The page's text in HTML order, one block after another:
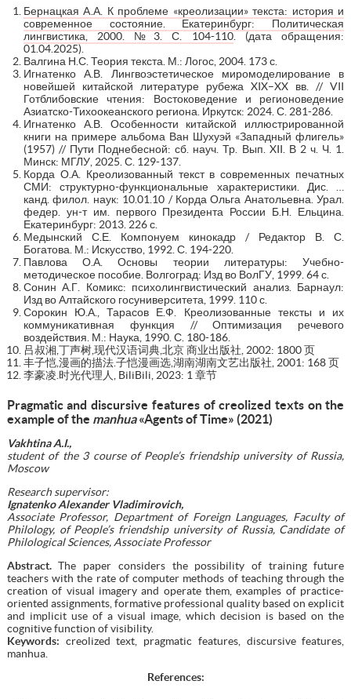
Бернацкая A.А. К проблеме «креолизации» текста: история и
современное состояние. Екатеринбург: Политическая
лингвистика, 2000. №3. С. 104-110. (дата обращения:
01.04.2025).
Валгина Н.С. Теория текста. М.: Логос, 2004. 173 с.
Игнатенко А.В. Лингвоэстетическое миромоделирование в
новейшей китайской литературе рубежа XIX–XX вв. // VII
Готблибовские чтения: Востоковедение и регионоведение
Азиатско-Тихоокеанского региона. Иркутск: 2024. С. 281-286.
Игнатенко А.В. Особенности китайской иллюстрированной
книги на примере альбома Ван Шухуэй «Западный флигель»
(1957) // Пути Поднебесной: сб. науч. Тр. Вып. XII. В 2 ч. Ч. 1.
Минск: МГЛУ, 2025. С. 129-137.
Корда О.А. Креолизованный текст в современных печатных
СМИ: структурно-функциональные характеристики. Дис. …
канд. филол. наук: 10.01.10 / Корда Ольга Анатольевна. Урал.
федер. ун-т им. первого Президента России Б.Н. Ельцина.
Екатеринбург: 2013. 226 с.
Медынский С.Е. Компонуем кинокадр / Редактор В. С.
Богатова. М.: Искусство, 1992. С. 194-220.
Павлова О.А. Основы теории литературы: Учебно-
методическое пособие. Волгоград: Изд во ВолГУ, 1999. 64 с.
Сонин А.Г. Комикс: психолингвистический анализ. Барнаул:
Изд во Алтайского госуниверситета, 1999. 110 с.
Сорокин Ю.А., Тарасов Е.Ф. Креолизованные тексты и их
коммуникативная функция // Оптимизация речевого
воздействия. М.: Наука, 1990. С. 180-186.
吕叔湘,丁声树,现代汉语词典,北京 商业出版社, 2002: 1800 页
丰子恺,漫画的描法.子恺漫画选,湖南湖南文艺出版社, 2001: 168 页
李豪凌.时光代理人, BiliBili, 2023: 1 章节
Pragmatic and discursive features of creolized texts on the
example of the manhua«Agents of Time» (2021)
Vakhtina A.I.,
student of the 3 course of People’s friendship university of Russia,
Moscow
Research supervisor:
Ignatenko Alexander Vladimirovich,
Associate Professor, Department of Foreign Languages, Faculty of
Philology, of People’s friendship university of Russia, Candidate of
Philological Sciences, Associate Professor
Abstract.The paper considers the possibility of training future
teachers with the rate of computer methods of teaching through the
creation of visual imagery and operate them, еxamples of practice-
oriented assignments, formative professional quality based on explicit
and implicit use of a visual image, which decision is based on the
cognitive function of visibility.
Keywords: creolized text, pragmatic features, discursive features,
manhua.
References: